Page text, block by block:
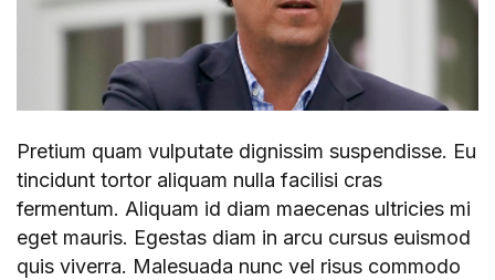
Pretium quam vulputate dignissim suspendisse. Eu
tincidunt tortor aliquam nulla facilisi cras
fermentum. Aliquam id diam maecenas ultricies mi
eget mauris. Egestas diam in arcu cursus euismod
quis viverra. Malesuada nunc vel risus commodo